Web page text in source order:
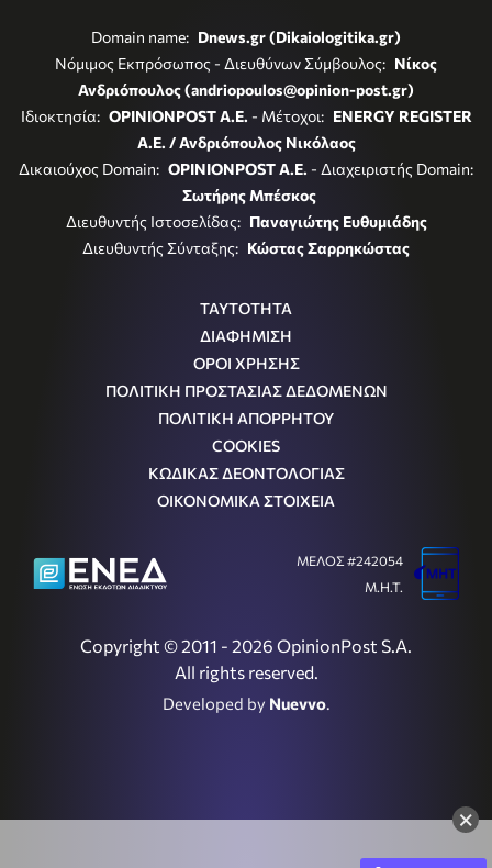
×
Domain name: Dnews.gr (Dikaiologitika.gr)
Νόμιμος Εκπρόσωπος - Διευθύνων Σύμβουλος: Νίκος
Ανδριόπουλος (andriopoulos@opinion-post.gr)
Ιδιοκτησία: OPINIONPOST A.E. - Μέτοχοι: ENERGY REGISTER
Α.Ε. / Ανδριόπουλος Νικόλαος
Δικαιούχος Domain: OPINIONPOST A.E. - Διαχειριστής Domain:
Σωτήρης Μπέσκος
Διευθυντής Ιστοσελίδας: Παναγιώτης Ευθυμιάδης
Διευθυντής Σύνταξης: Κώστας Σαρρηκώστας
ΤΑΥΤΟΤΗΤΑ
ΔΙΑΦΗΜΙΣΗ
ΟΡΟΙ ΧΡΗΣΗΣ
ΠΟΛΙΤΙΚΗ ΠΡΟΣΤΑΣΙΑΣ ΔΕΔΟΜΕΝΩΝ
ΠΟΛΙΤΙΚΗ ΑΠΟΡΡΗΤΟΥ
COOKIES
ΚΩΔΙΚΑΣ ΔΕΟΝΤΟΛΟΓΙΑΣ
ΟΙΚΟΝΟΜΙΚΑ ΣΤΟΙΧΕΙΑ
Copyright © 2011 - 2026 OpinionPost S.A.
All rights reserved.
Developed by Nuevvo.
ΜΕΛΟΣ #242054
Μ.Η.Τ.